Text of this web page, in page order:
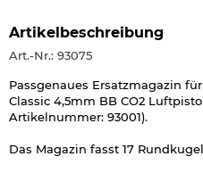
Artikelbeschreibung
Art.-Nr.: 93075
Passgenaues Ersatzmagazin für
Classic 4,5mm BB CO2
Artikelnummer: 93001).
Das Magazin fasst 17